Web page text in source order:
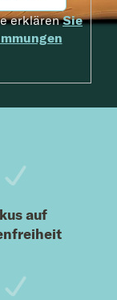
erklärenSie
auf